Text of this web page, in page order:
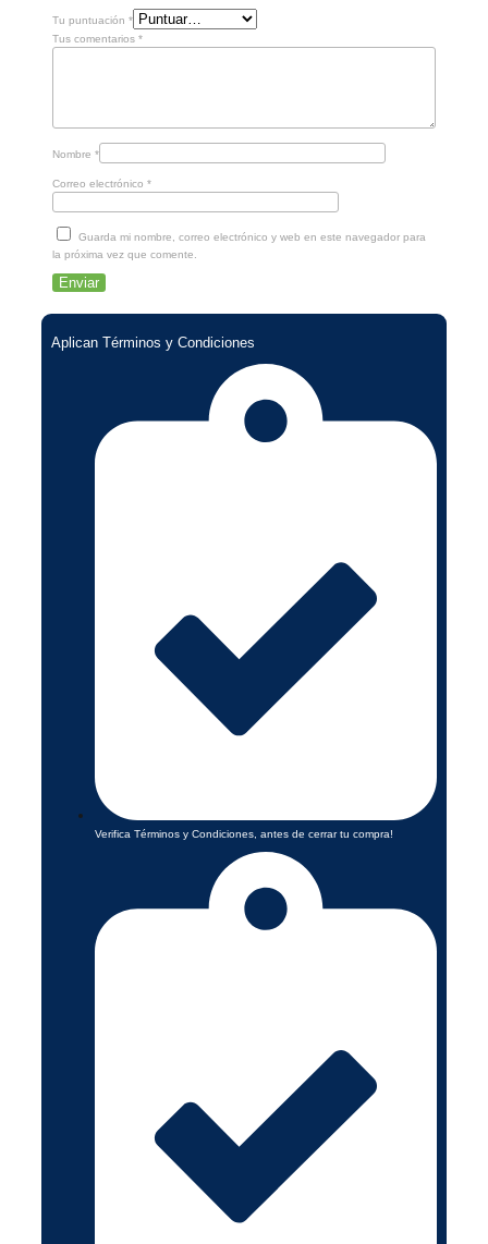
Tu puntuación *
Tus comentarios *
Nombre *
Correo electrónico *
Guarda mi nombre, correo electrónico y web en este navegador para
la próxima vez que comente.
Aplican Términos y Condiciones
Verifica Términos y Condiciones, antes de cerrar tu compra!